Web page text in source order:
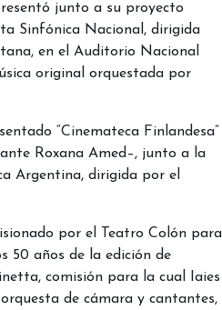
junto a su proyecto
Sinfónica Nacional, dirigida
en el Auditorio Nacional
original orquestada por
“Cinemateca Finlandesa”
Roxana Amed–, junto a la
Argentina, dirigida por el
por el Teatro Colón para
50 años de la edición de
comisión para la cual Iaies
de cámara y cantantes,